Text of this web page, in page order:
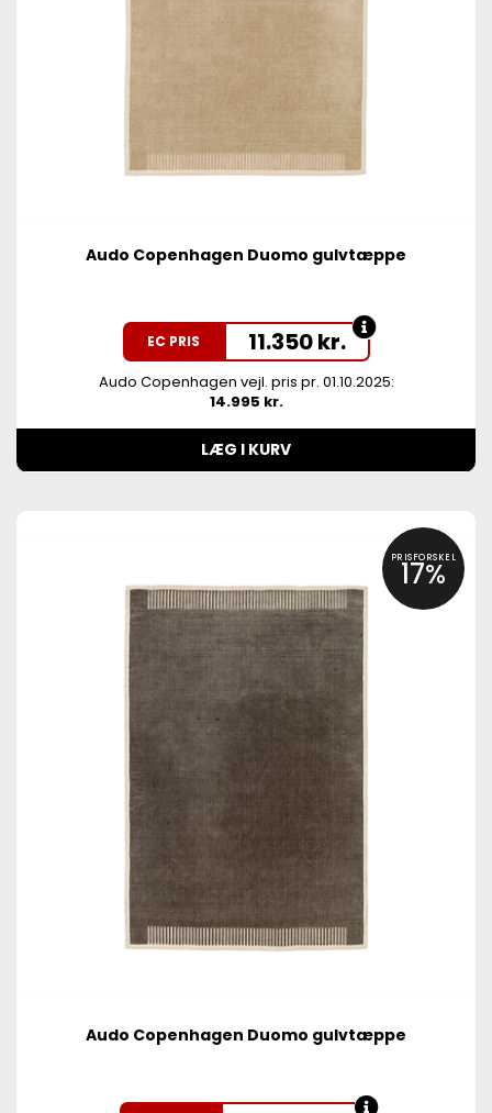
Audo Copenhagen Duomo gulvtæppe
EC PRIS 11.350kr.
Audo Copenhagen vejl. pris pr. 01.10.2025:
14.995 kr.
LÆG I KURV
PRISFORSKEL
17%
Audo Copenhagen Duomo gulvtæppe